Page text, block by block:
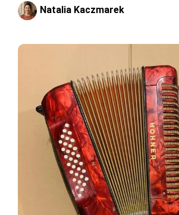
Natalia Kaczmarek